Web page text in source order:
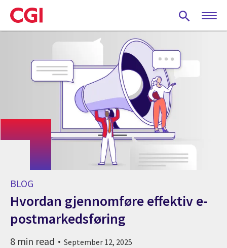
Skip
to
main
BLOG
Hvordan gjennomføre effektiv e-
postmarkedsføring
8 min read September 12, 2025